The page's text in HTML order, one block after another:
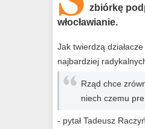
zbiórkę
włocławianie.
Jak twierdzą
najbardziej
Rząd chce
niech czemu
- pytał Tadeusz